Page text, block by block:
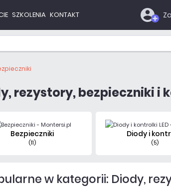
SZKOLENIA KONTAKT
rezystory, bezpieczniki i
Bezpieczniki
(11)
Diody i
(5)
w kategorii: Diody,